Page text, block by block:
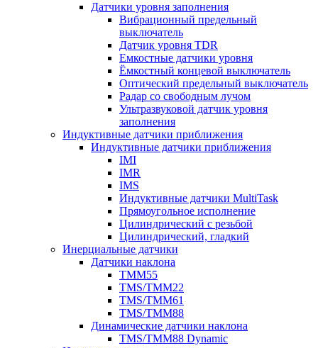
Датчики уровня заполнения
Вибрационный предельный
выключатель
Датчик уровня TDR
Емкостные датчики уровня
Ёмкостный концевой выключатель
Оптический предельный выключатель
Радар со свободным лучом
Ультразвуковой датчик уровня
заполнения
Индуктивные датчики приближения
Индуктивные датчики приближения
IMI
IMR
IMS
Индуктивные датчики MultiTask
Прямоугольное исполнение
Цилиндрический с резьбой
Цилиндрический, гладкий
Инерциальные датчики
Датчики наклона
TMM55
TMS/TMM22
TMS/TMM61
TMS/TMM88
Динамические датчики наклона
TMS/TMM88 Dynamic